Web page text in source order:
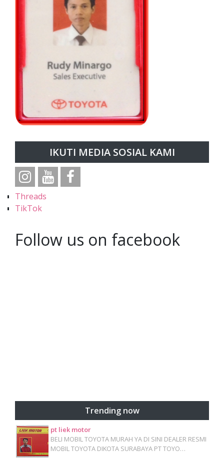
IKUTI MEDIA SOSIAL KAMI
Threads
TikTok
Follow us on facebook
Trending now
pt liek motor
BELI MOBIL TOYOTA MURAH YA DI SINI DEALER RESMI
MOBIL TOYOTA DIKOTA SURABAYA PT TOYO…